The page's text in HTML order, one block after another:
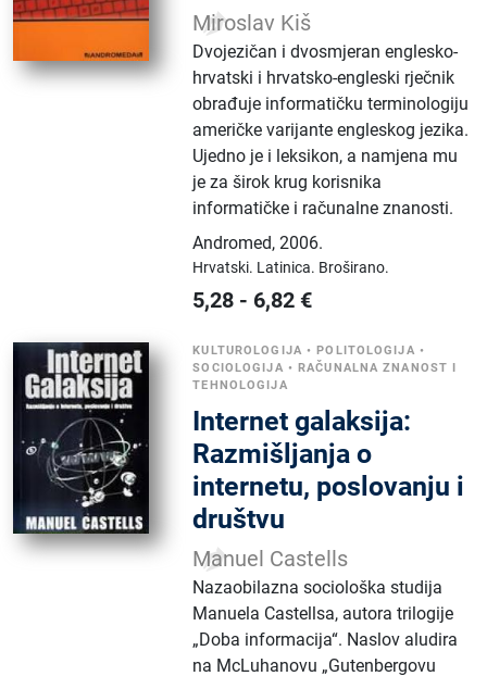
Miroslav Kiš
Dvojezičan i dvosmjeran englesko-
hrvatski i hrvatsko-engleski rječnik
obrađuje informatičku terminologiju
američke varijante engleskog jezika.
Ujedno je i leksikon, a namjena mu
je za širok krug korisnika
informatičke i računalne znanosti.
Andromed,2006.
Hrvatski. Latinica. Broširano.
5,28 - 6,82 €
KULTUROLOGIJA •POLITOLOGIJA •
SOCIOLOGIJA •RAČUNALNA ZNANOST I
TEHNOLOGIJA
Internet galaksija:
Razmišljanja o
internetu, poslovanju i
društvu
Manuel Castells
Nazaobilazna sociološka studija
Manuela Castellsa, autora trilogije
„Doba informacija“. Naslov aludira
na McLuhanovu „Gutenbergovu